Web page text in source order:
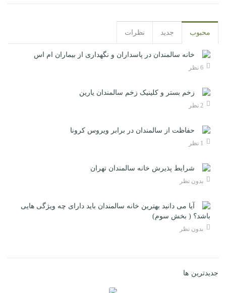
محبوب جدید نظرات
خانه سالمندان در پاسداران و نگهداری از بیماران ام اس
6 نظر
زخم بستر و کلینیک زخم سالمندان یارین
2 نظر
حفاظت از سالمندان در برابر ویروس کرونا
1 نظر
شرایط پذیرش خانه سالمندان تهران
بدون نظر
آیا می دانید بهترین خانه سالمندان باید دارای چه ویژگی هایی
باشد؟ ( بخش سوم)
بدون نظر
جدیدترین ها